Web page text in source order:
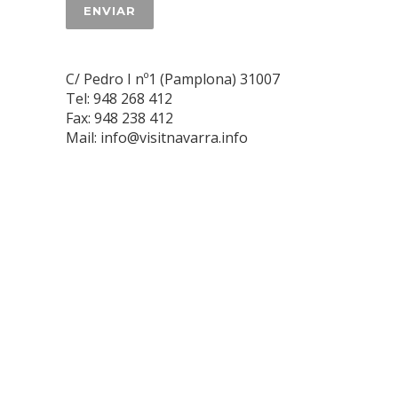
C/ Pedro I nº1 (Pamplona) 31007
Tel: 948 268 412
Fax: 948 238 412
Mail: info@visitnavarra.info